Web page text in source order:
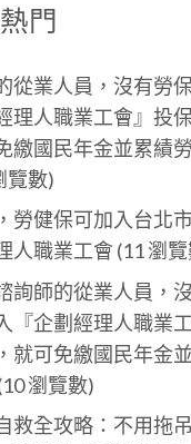
門
從業人員，沒有勞
理人職業工會』投
繳國民年金並累績
覽數)
勞健保可加入台北
人職業工會 (11 瀏
詢師的從業人員，
『企劃經理人職業
就可免繳國民年金
瀏覽數)
救全攻略：不用拖